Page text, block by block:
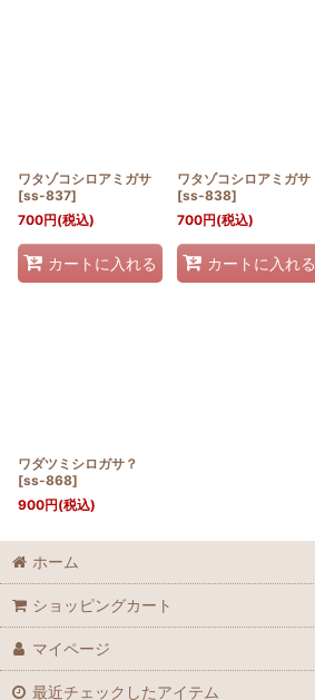
ワタゾコシロアミガサ
[ss-837]
700円(税込)
カートに入れる
ワタゾコシロアミガサ
[ss-838]
700円(税込)
カートに入れる
ワダツミシロガサ？
[ss-868]
900円(税込)
ホーム
ショッピングカート
マイページ
最近チェックしたアイテム